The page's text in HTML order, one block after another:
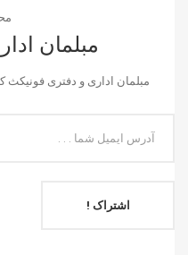
مبلمان
مبلمان اداری و دفتری فونیکث
اشتراک !